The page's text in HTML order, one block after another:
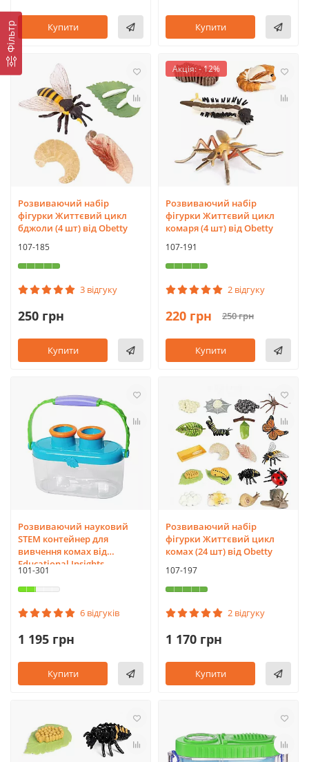
Фільтр Купити Купити
Розвиваючий набір
фігурки Життєвий цикл
бджоли (4 шт) від Obetty
107-185
3 відгуку
250 грн
Купити
Акція: - 12%
Розвиваючий набір
фігурки Життєвий цикл
комаря (4 шт) від Obetty
107-191
2 відгуку
220 грн 250 грн
Купити
Розвиваючий науковий
STEM контейнер для
вивчення комах від
Educational Insights
101-301
6 відгуків
1 195 грн
Купити
Розвиваючий набір
фігурки Життєвий цикл
комах (24 шт) від Obetty
107-197
2 відгуку
1 170 грн
Купити